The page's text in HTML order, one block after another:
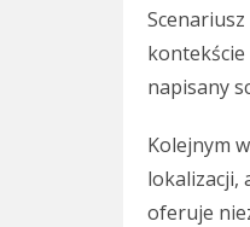
napisany
Kolejnym
lokalizacji,
oferuje